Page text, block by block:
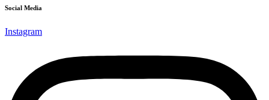
Social Media
Instagram